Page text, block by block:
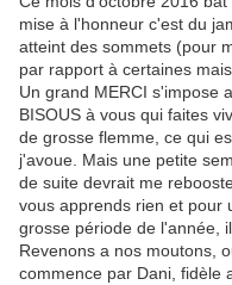
mise à l'honneur c'est du
atteint des sommets (pour
par rapport à certaines
Un grand MERCI s'impose
BISOUS à vous qui faites
de grosse flemme, ce qui
j'avoue. Mais une petite
de suite devrait me
vous apprends rien et pour
grosse période de l'année,
Revenons a nos moutons,
commence par Dani, fidèle